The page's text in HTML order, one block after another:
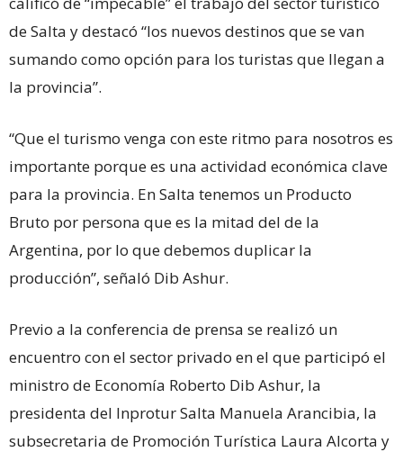
de Salta y destacó “los nuevos destinos que se van
sumando como opción para los turistas que llegan a
la provincia”.
“Que el turismo venga con este ritmo para nosotros es
importante porque es una actividad económica clave
para la provincia. En Salta tenemos un Producto
Bruto por persona que es la mitad del de la
Argentina, por lo que debemos duplicar la
producción”, señaló Dib Ashur.
Previo a la conferencia de prensa se realizó un
encuentro con el sector privado en el que participó el
ministro de Economía Roberto Dib Ashur, la
presidenta del Inprotur Salta Manuela Arancibia, la
subsecretaria de Promoción Turística Laura Alcorta y